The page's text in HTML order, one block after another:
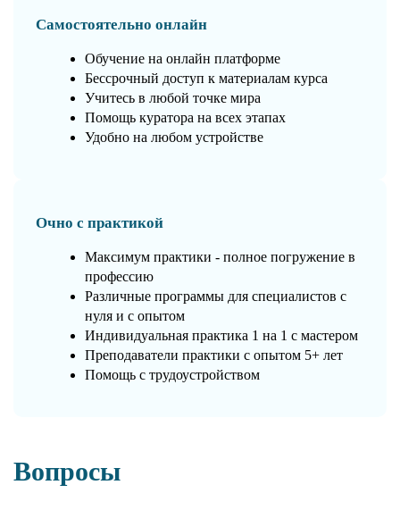
Самостоятельно онлайн
Обучение на онлайн платформе
Бессрочный доступ к материалам курса
Учитесь в любой точке мира
Помощь куратора на всех этапах
Удобно на любом устройстве
Очно с практикой
Максимум практики - полное погружение в
профессию
Различные программы для специалистов с
нуля и с опытом
Индивидуальная практика 1 на 1 с мастером
Преподаватели практики с опытом 5+ лет
Помощь с трудоустройством
Вопросы